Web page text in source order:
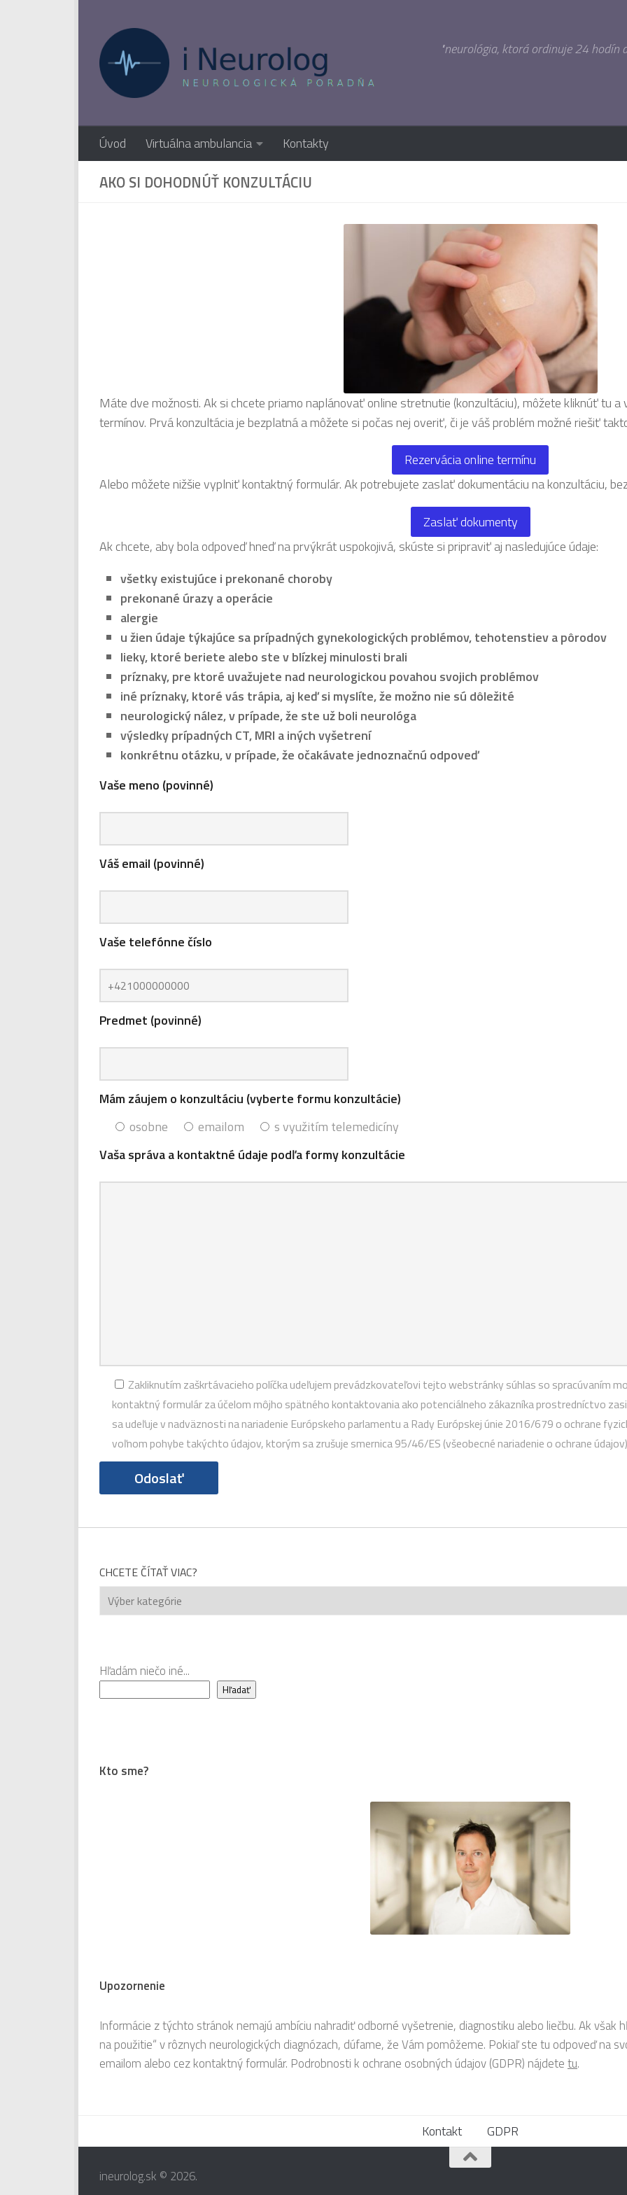
"neurológia, ktorá ordinuje 24 hodín
Úvod Virtuálna ambulancia Kontakty
AKO SI DOHODNÚŤ KONZULTÁCIU
Máte dve možnosti. Ak si chcete priamo naplánovať online stretnutie (konzultáciu), môžete kliknúť tu
termínov. Prvá konzultácia je bezplatná a môžete si počas nej overiť, či je váš problém možné riešiť
Rezervácia online termínu
Alebo môžete nižšie vyplniť kontaktný formulár. Ak potrebujete zaslať dokumentáciu na konzultáciu,
Zaslať dokumenty
Ak chcete, aby bola odpoveď hneď na prvýkrát uspokojivá, skúste si pripraviť aj nasledujúce údaje:
všetky existujúce i prekonané choroby
prekonané úrazy a operácie
alergie
u žien údaje týkajúce sa prípadných gynekologických problémov, tehotenstiev a pôrodov
lieky, ktoré beriete alebo ste v blízkej minulosti brali
príznaky, pre ktoré uvažujete nad neurologickou povahou svojich problémov
iné príznaky, ktoré vás trápia, aj keď si myslíte, že možno nie sú dôležité
neurologický nález, v prípade, že ste už boli neurológa
výsledky prípadných CT, MRI a iných vyšetrení
konkrétnu otázku, v prípade, že očakávate jednoznačnú odpoveď
Vaše meno (povinné)
Váš email (povinné)
Vaše telefónne číslo
Predmet (povinné)
Mám záujem o konzultáciu (vyberte formu konzultácie)
osobne
emailom
s využitím telemedicíny
Vaša správa a kontaktné údaje podľa formy konzultácie
Zakliknutím zaškrtávacieho políčka udeľujem prevádzkovateľovi tejto webstránky súhlas so spracúvaním
kontaktný formulár za účelom môjho spätného kontaktovania ako potenciálneho zákazníka prostredníctvo
sa udeľuje v nadväznosti na nariadenie Európskeho parlamentu a Rady Európskej únie 2016/679 o ochrane
voľnom pohybe takýchto údajov, ktorým sa zrušuje smernica 95/46/ES (všeobecné nariadenie o ochrane
CHCETE ČÍTAŤ VIAC?
Chcete
čítať
Hľadám niečo iné...
Hľadať
Kto sme?
Upozornenie
Informácie z týchto stránok nemajú ambíciu nahradiť odborné vyšetrenie, diagnostiku alebo liečbu. Ak však
na použitie“ v rôznych neurologických diagnózach, dúfame, že Vám pomôžeme. Pokiaľ ste tu odpoveď na
emailom alebo cez kontaktný formulár. Podrobnosti k ochrane osobných údajov (GDPR) nájdetetu.
Kontakt GDPR
ineurolog.sk © 2026.